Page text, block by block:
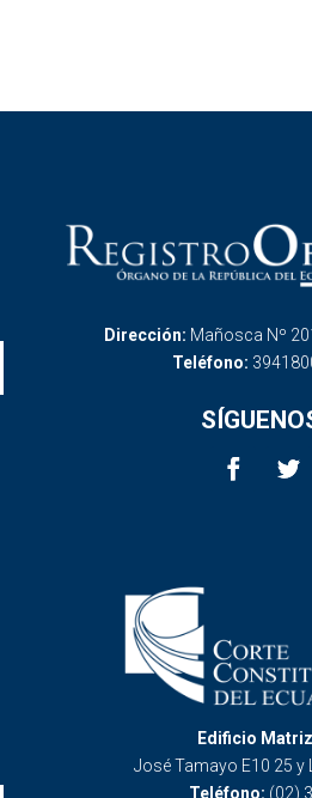
Dirección: Mañosca Nº
Teléfono:
Edificio
José Tamayo E10 25 y
Teléfono: (02)